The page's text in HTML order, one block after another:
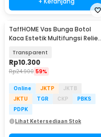
TaffHOME Vas Bunga Botol
Kaca Estetik Multifungsi Relief
Transparent
Rp10.300
Rp24.900 59%
Online JKTP
JKTB
JKTU
TGR CKP
PBKS
PDPK
Lihat Ketersediaan Stok